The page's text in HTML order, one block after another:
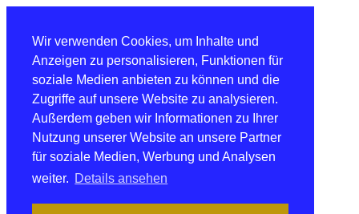
Wir verwenden Cookies, um Inhalte und
Anzeigen zu personalisieren, Funktionen für
soziale Medien anbieten zu können und die
Zugriffe auf unsere Website zu analysieren.
Außerdem geben wir Informationen zu Ihrer
Nutzung unserer Website an unsere Partner
für soziale Medien, Werbung und Analysen
weiter. Details ansehen